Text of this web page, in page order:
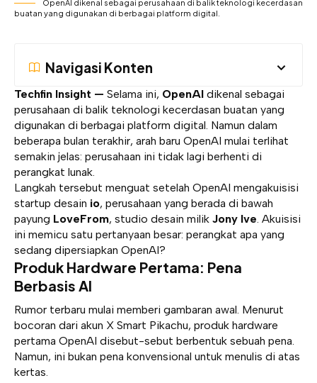
OpenAI dikenal sebagai perusahaan di balik teknologi kecerdasan
buatan yang digunakan di berbagai platform digital.
Navigasi Konten
Techfin Insight — Selama ini, OpenAI dikenal sebagai
perusahaan di balik teknologi kecerdasan buatan yang
digunakan di berbagai platform digital. Namun dalam
beberapa bulan terakhir, arah baru OpenAI mulai terlihat
semakin jelas: perusahaan ini tidak lagi berhenti di
perangkat lunak.
Langkah tersebut menguat setelah OpenAI mengakuisisi
startup desain io, perusahaan yang berada di bawah
payung LoveFrom, studio desain milik Jony Ive. Akuisisi
ini memicu satu pertanyaan besar: perangkat apa yang
sedang dipersiapkan OpenAI?
Produk Hardware Pertama: Pena
Berbasis AI
Rumor terbaru mulai memberi gambaran awal. Menurut
bocoran dari akun X Smart Pikachu, produk hardware
pertama OpenAI disebut-sebut berbentuk sebuah pena.
Namun, ini bukan pena konvensional untuk menulis di atas
kertas.